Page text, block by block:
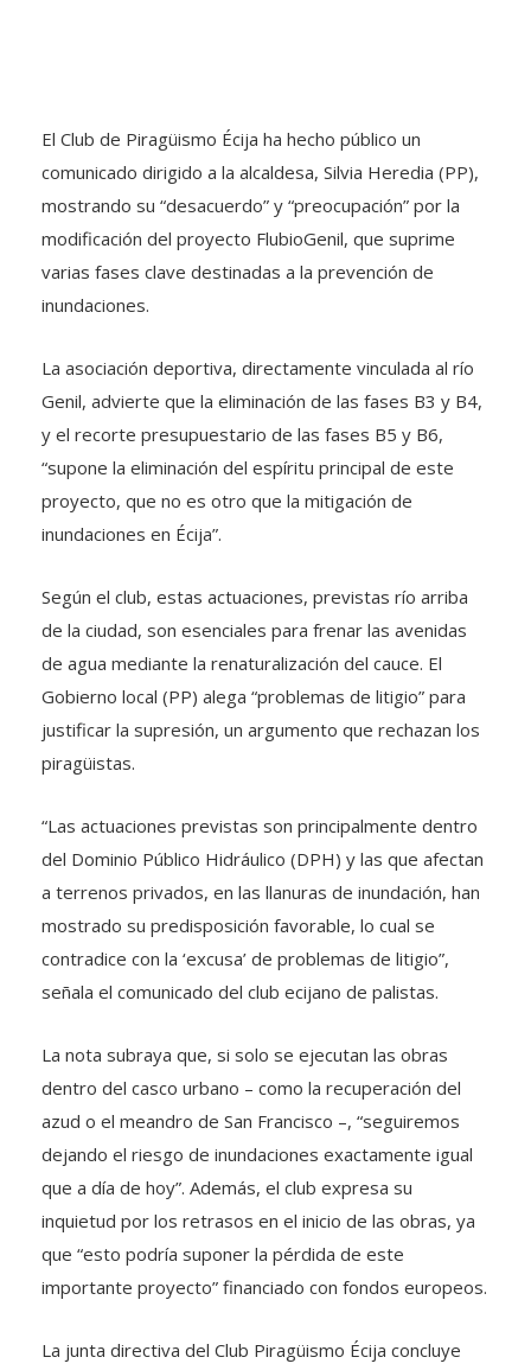
El Club de Piragüismo Écija ha hecho público un
comunicado dirigido a la alcaldesa, Silvia Heredia (PP),
mostrando su “desacuerdo” y “preocupación” por la
modificación del proyecto FlubioGenil, que suprime
varias fases clave destinadas a la prevención de
inundaciones.
La asociación deportiva, directamente vinculada al río
Genil, advierte que la eliminación de las fases B3 y B4,
y el recorte presupuestario de las fases B5 y B6,
“supone la eliminación del espíritu principal de este
proyecto, que no es otro que la mitigación de
inundaciones en Écija”.
Según el club, estas actuaciones, previstas río arriba
de la ciudad, son esenciales para frenar las avenidas
de agua mediante la renaturalización del cauce. El
Gobierno local (PP) alega “problemas de litigio” para
justificar la supresión, un argumento que rechazan los
piragüistas.
“Las actuaciones previstas son principalmente dentro
del Dominio Público Hidráulico (DPH) y las que afectan
a terrenos privados, en las llanuras de inundación, han
mostrado su predisposición favorable, lo cual se
contradice con la ‘excusa’ de problemas de litigio”,
señala el comunicado del club ecijano de palistas.
La nota subraya que, si solo se ejecutan las obras
dentro del casco urbano – como la recuperación del
azud o el meandro de San Francisco –, “seguiremos
dejando el riesgo de inundaciones exactamente igual
que a día de hoy”. Además, el club expresa su
inquietud por los retrasos en el inicio de las obras, ya
que “esto podría suponer la pérdida de este
importante proyecto” financiado con fondos europeos.
La junta directiva del Club Piragüismo Écija concluye